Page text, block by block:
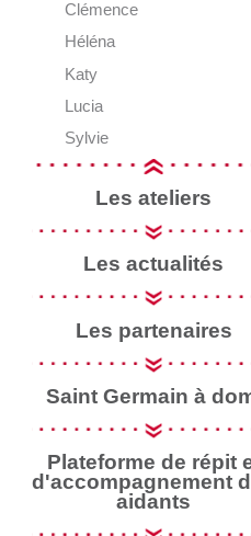
Clémence
Héléna
Katy
Lucia
Sylvie
Les ateliers
Les actualités
Les partenaires
Saint Germain à
Plateforme de répit
d'accompagnement
aidants